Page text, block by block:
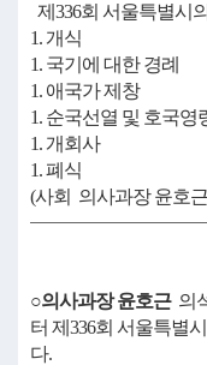
제336회 서울특별시
1. 개식
1. 국기에 대한 경례
1. 애국가 제창
1. 순국선열 및 호국영
1. 개회사
1. 폐식
(사회 의사과장 윤호
○의사과장 윤호근의
터 제336회 서울특별
다.